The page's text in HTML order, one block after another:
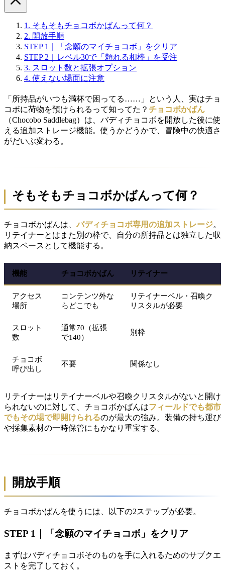
1. そもそもチョコボかばんって何？
2. 開放手順
STEP 1｜「念願のマイチョコボ」をクリア
STEP 2｜レベル30で「頼れる相棒」を受注
3. スロット数と拡張オプション
4. 使えない場面に注意
「所持品がいつも満杯で困ってる……」という人、実はチョ
コボに荷物を預けられるって知ってた？ チョコボかばん
（Chocobo Saddlebag）は、バディチョコボを開放した後に使
える追加ストレージ機能。使うかどうかで、冒険中の快適さ
がだいぶ変わる。
そもそもチョコボかばんって何？
チョコボかばんは、 バディチョコボ専用の追加ストレージ。
リテイナーとはまた別の枠で、自分の所持品とは独立した収
納スペースとして機能する。
機能 チョコボかばん リテイナー
アクセス
場所
コンテンツ外な
らどこでも
リテイナーベル・召喚ク
リスタルが必要
スロット
数
通常70（拡張
で140）
別枠
チョコボ
呼び出し
不要 関係なし
リテイナーはリテイナーベルや召喚クリスタルがないと開け
られないのに対して、チョコボかばんはフィールドでも都市
でもその場で即開けられるのが最大の強み。装備の持ち運び
や採集素材の一時保管にもかなり重宝する。
開放手順
チョコボかばんを使うには、以下の2ステップが必要。
STEP 1｜「念願のマイチョコボ」をクリア
まずはバディチョコボそのものを手に入れるためのサブクエ
ストを完了しておく。